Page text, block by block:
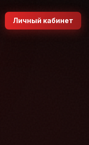
Личный кабинет